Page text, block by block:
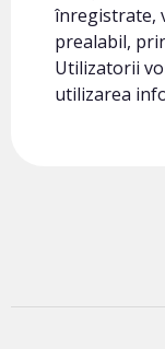
înregistrate,
prealabil,
Utilizatorii
utilizarea